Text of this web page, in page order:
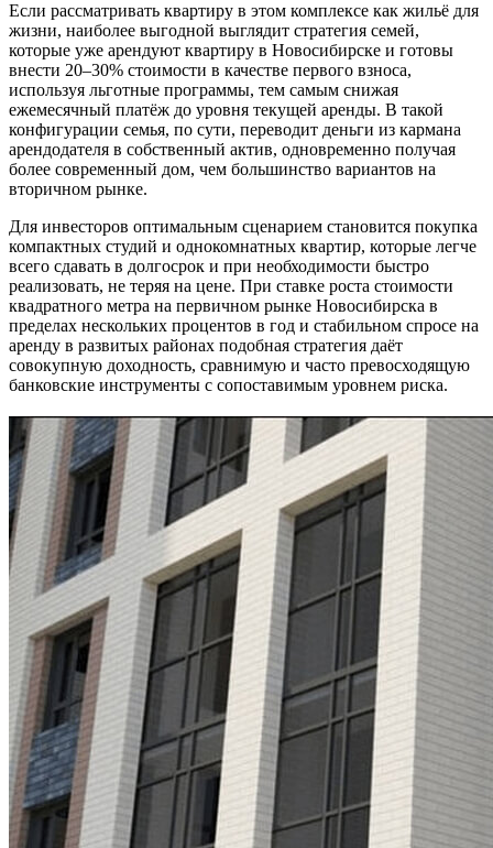
Если рассматривать квартиру в этом комплексе как жильё для
жизни, наиболее выгодной выглядит стратегия семей,
которые уже арендуют квартиру в Новосибирске и готовы
внести 20–30% стоимости в качестве первого взноса,
используя льготные программы, тем самым снижая
ежемесячный платёж до уровня текущей аренды. В такой
конфигурации семья, по сути, переводит деньги из кармана
арендодателя в собственный актив, одновременно получая
более современный дом, чем большинство вариантов на
вторичном рынке.
Для инвесторов оптимальным сценарием становится покупка
компактных студий и однокомнатных квартир, которые легче
всего сдавать в долгосрок и при необходимости быстро
реализовать, не теряя на цене. При ставке роста стоимости
квадратного метра на первичном рынке Новосибирска в
пределах нескольких процентов в год и стабильном спросе на
аренду в развитых районах подобная стратегия даёт
совокупную доходность, сравнимую и часто превосходящую
банковские инструменты с сопоставимым уровнем риска.